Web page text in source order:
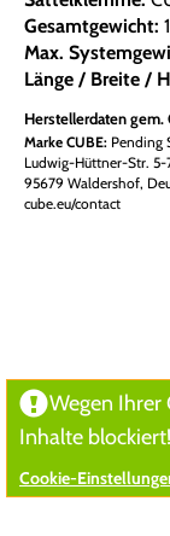
Gesamtgewicht:
Max.
Länge / Breite /
Herstellerdaten gem.
Marke CUBE: Pending
Ludwig-Hüttner-Str. 5-
95679 Waldershof,
cube.eu/contact
Wegen Ihrer
Inhalte blockiert!
Cookie-